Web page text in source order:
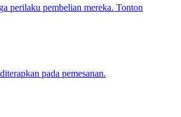
perilaku pembelian mereka. Tonton
pada pemesanan.